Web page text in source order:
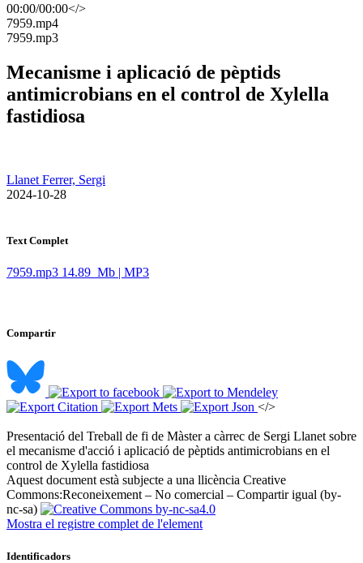
00:00/00:00</>
​7959.mp4
​7959.mp3
Mecanisme i aplicació de pèptids
antimicrobians en el control de Xylella
fastidiosa
Llanet Ferrer, Sergi
​ 2024-10-28
Text Complet
7959.mp3 14.89 Mb | MP3
Compartir
</>
Presentació del Treball de fi de Màster a càrrec de Sergi Llanet sobre
el mecanisme d'acció i aplicació de pèptids antimicrobians en el
control de Xylella fastidiosa ​
Aquest document està subjecte a una llicència Creative
Commons:Reconeixement – No comercial – Compartir igual (by-
nc-sa)
Mostra el registre complet de l'element
Identificadors